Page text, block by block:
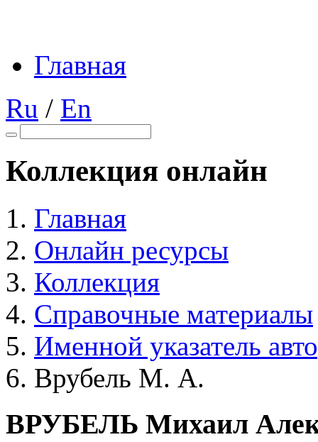
Главная
Ru / En
Коллекция онлайн
Главная
Онлайн ресурсы
Коллекция
Справочные материалы
Именной указатель
Врубель М. А.
ВРУБЕЛЬ Михаил